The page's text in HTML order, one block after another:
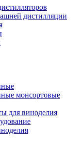
дистилляции
монсортовые
для виноделия